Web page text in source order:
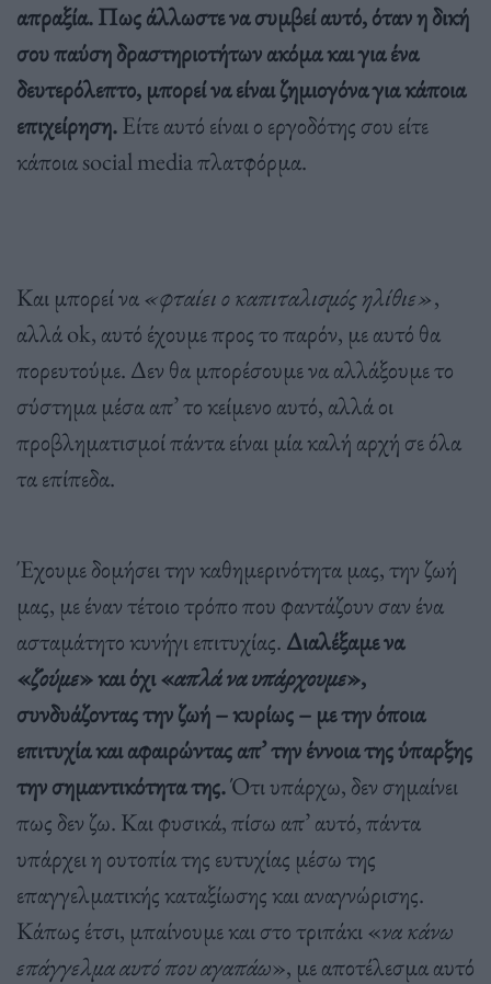
απραξία. Πως άλλωστε να συμβεί αυτό, όταν η δική
σου παύση δραστηριοτήτων ακόμα και για ένα
δευτερόλεπτο, μπορεί να είναι ζημιογόνα για κάποια
επιχείρηση.Είτε αυτό είναι ο εργοδότης σου είτε
κάποια social media πλατφόρμα.
Και μπορεί να«φταίει ο καπιταλισμός ηλίθιε»,
αλλά ok, αυτό έχουμε προς το παρόν, με αυτό θα
πορευτούμε. Δεν θα μπορέσουμε να αλλάξουμε το
σύστημα μέσα απ’ το κείμενο αυτό, αλλά οι
προβληματισμοί πάντα είναι μία καλή αρχή σε όλα
τα επίπεδα.
Έχουμε δομήσει την καθημερινότητα μας, την ζωή
μας, με έναν τέτοιο τρόπο που φαντάζουν σαν ένα
ασταμάτητο κυνήγι επιτυχίας. Διαλέξαμε να
«ζούμε» και όχι «απλά να υπάρχουμε»,
συνδυάζοντας την ζωή – κυρίως – με την όποια
επιτυχία και αφαιρώντας απ’ την έννοια της ύπαρξης
την σημαντικότητα της.Ότι υπάρχω, δεν σημαίνει
πως δεν ζω. Και φυσικά, πίσω απ’ αυτό, πάντα
υπάρχει η ουτοπία της ευτυχίας μέσω της
επαγγελματικής καταξίωσης και αναγνώρισης.
Κάπως έτσι, μπαίνουμε και στο τριπάκι «να κάνω
επάγγελμα αυτό που αγαπάω», με αποτέλεσμα αυτό